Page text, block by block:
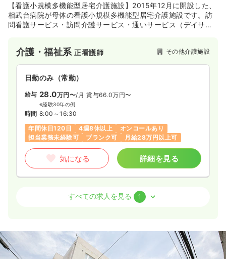
【看護小規模多機能型居宅介護施設】2015年12月に開設した、
相武台病院が母体の看護小規模多機能型居宅介護施設です。訪
問看護サービス・訪問介護サービス・通いサービス（デイサー
介護・福祉系正看護師 その他介護施設
日勤のみ（常勤）
給与 28.0万円〜/月 賞与66.0万円〜
※経験30年の例
時間 8:00～16:30
年間休日120日
4週8休以上
オンコールあり
担当業務未経験可
ブランク可 月給28万円以上可
気になる 詳細を見る
介護・福祉系正看護師 / 管理職
500 万円〜 /年
時間
8:00～16:30
すべての求人を見る 1